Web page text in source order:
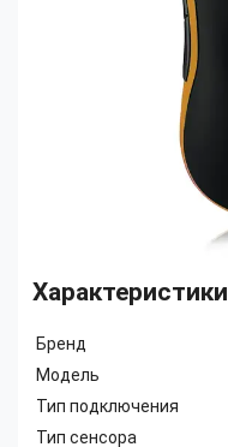
Характеристики
Бренд
Модель
Тип подключения
Тип сенсора